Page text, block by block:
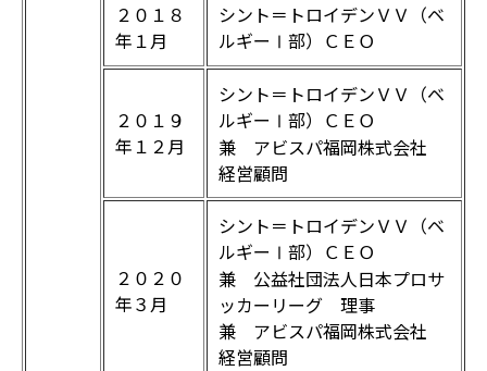
２０１８
年１月
シント＝トロイデンＶＶ（ベ
ルギーⅠ部）ＣＥＯ
２０１９
年１２月
シント＝トロイデンＶＶ（ベ
ルギーⅠ部）ＣＥＯ
兼 アビスパ福岡株式会社
経営顧問
２０２０
年３月
シント＝トロイデンＶＶ（ベ
ルギーⅠ部）ＣＥＯ
兼 公益社団法人日本プロサ
ッカーリーグ 理事
兼 アビスパ福岡株式会社
経営顧問